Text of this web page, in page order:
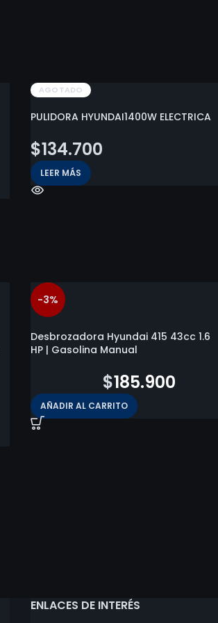
AGOTADO
PULIDORA HYUNDAI1400W ELECTRICA
$134.700
LEER MÁS
-3%
Desbrozadora Hyundai 415 43cc 1.6
HP | Gasolina Manual
$185.900
AÑADIR AL CARRITO
ENLACES DE INTERÉS